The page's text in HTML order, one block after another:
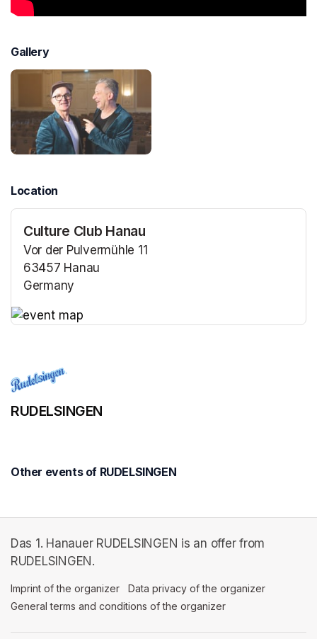
Gallery
Location
Culture Club Hanau
Vor der Pulvermühle 11
63457 Hanau
Germany
RUDELSINGEN
Other events of RUDELSINGEN
Das 1. Hanauer RUDELSINGEN is an offer from
RUDELSINGEN.
Imprint of the organizer (opens in a new tab)
Data privacy of the organizer
General terms and conditions of the organizer